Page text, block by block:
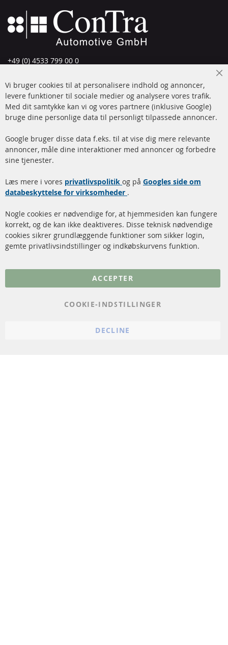
+49 (0) 4533 799 00 0
info@contra-automotive.de
www.contra-automotive.de
Facebook
Instagram
Hurtige links
Dieselpartikelfilter (DPF)
rengøring
Katalysator (KAT)
Sensorer
FAQ
Kundeservice
Betalingsmetoder
Kontakt
Vi bruger cookies til at personalisere indhold og annoncer,
levere funktioner til sociale medier og analysere vores trafik.
Med dit samtykke kan vi og vores partnere (inklusive Google)
bruge dine personlige data til personligt tilpassede annoncer.
Google bruger disse data f.eks. til at vise dig mere relevante
annoncer, måle dine interaktioner med annoncer og forbedre
sine tjenester.
Læs mere i vores privatlivspolitik og på Googles side om
databeskyttelse for virksomheder .
Nogle cookies er nødvendige for, at hjemmesiden kan fungere
korrekt, og de kan ikke deaktiveres. Disse teknisk nødvendige
cookies sikrer grundlæggende funktioner som sikker login,
gemte privatlivsindstillinger og indkøbskurvens funktion.
ACCEPTER
COOKIE-INDSTILLINGER
DECLINE